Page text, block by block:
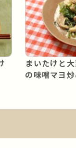
まいたけと
の味噌マヨ